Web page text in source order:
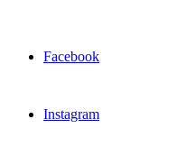
Facebook
Instagram